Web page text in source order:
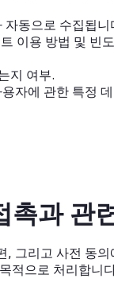
자동으로 수집됩니
이용 방법 및 빈
지 여부.
자에 관한 특정
촉과 관
그리고 사전 동
적으로 처리합니